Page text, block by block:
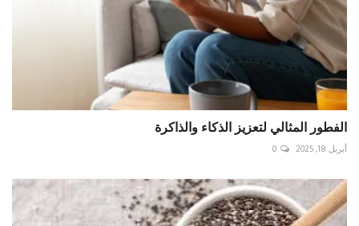
الفطور المثالي لتعزيز الذكاء والذاكرة
أبريل 18, 2025 0